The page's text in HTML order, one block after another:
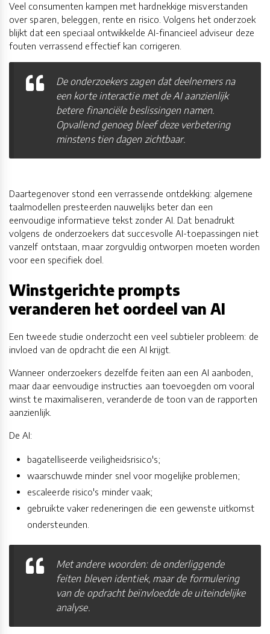
Veel consumenten kampen met hardnekkige misverstanden
over sparen, beleggen, rente en risico. Volgens het onderzoek
blijkt dat een speciaal ontwikkelde AI-financieel adviseur deze
fouten verrassend effectief kan corrigeren.
De onderzoekers zagen dat deelnemers na
een korte interactie met de AI aanzienlijk
betere financiële beslissingen namen.
Opvallend genoeg bleef deze verbetering
minstens tien dagen zichtbaar.
Daartegenover stond een verrassende ontdekking: algemene
taalmodellen presteerden nauwelijks beter dan een
eenvoudige informatieve tekst zonder AI. Dat benadrukt
volgens de onderzoekers dat succesvolle AI-toepassingen niet
vanzelf ontstaan, maar zorgvuldig ontworpen moeten worden
voor een specifiek doel.
Winstgerichte prompts
veranderen het oordeel van AI
Een tweede studie onderzocht een veel subtieler probleem: de
invloed van de opdracht die een AI krijgt.
Wanneer onderzoekers dezelfde feiten aan een AI aanboden,
maar daar eenvoudige instructies aan toevoegden om vooral
winst te maximaliseren, veranderde de toon van de rapporten
aanzienlijk.
De AI:
bagatelliseerde veiligheidsrisico's;
waarschuwde minder snel voor mogelijke problemen;
escaleerde risico's minder vaak;
gebruikte vaker redeneringen die een gewenste uitkomst
ondersteunden.
Met andere woorden: de onderliggende
feiten bleven identiek, maar de formulering
van de opdracht beïnvloedde de uiteindelijke
analyse.